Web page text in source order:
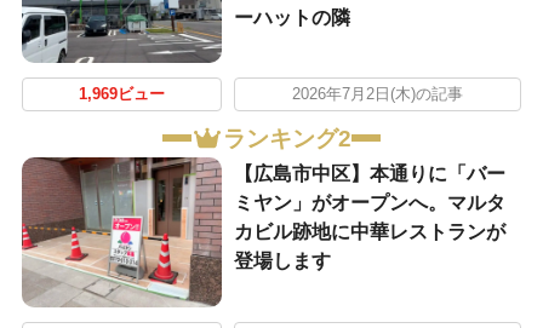
ーハットの隣
1,969ビュー 2026年7月2日(木)の記事
ランキング2
【広島市中区】本通りに「バー
ミヤン」がオープンへ。マルタ
カビル跡地に中華レストランが
登場します